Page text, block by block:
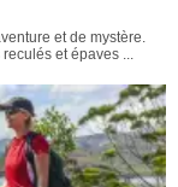
et de mystère.
et épaves ...